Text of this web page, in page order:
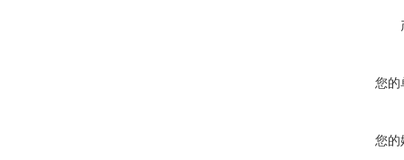
您的
您的